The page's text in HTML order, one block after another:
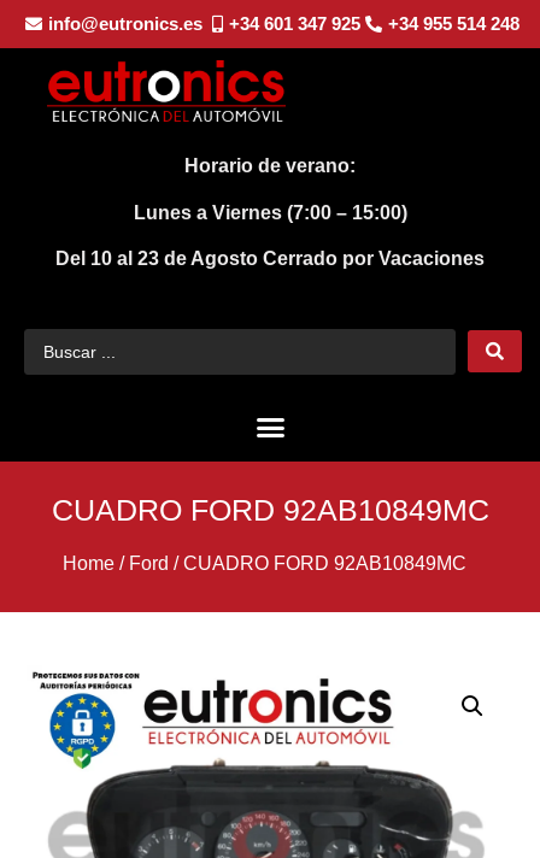
info@eutronics.es +34 601 347 925 +34 955 514 248
Horario de verano:
Lunes a Viernes (7:00 – 15:00)
Del 10 al 23 de Agosto Cerrado por Vacaciones
CUADRO FORD 92AB10849MC
Home / Ford /CUADRO FORD 92AB10849MC